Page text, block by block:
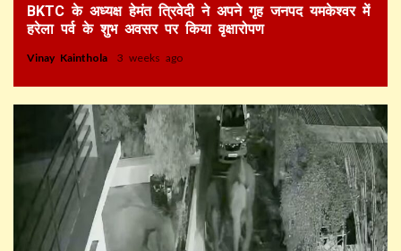
BKTC के अध्यक्ष हेमंत त्रिवेदी ने अपने गृह जनपद यमकेश्वर में
हरेला पर्व के शुभ अवसर पर किया वृक्षारोपण
Vinay Kainthola 3 weeks ago